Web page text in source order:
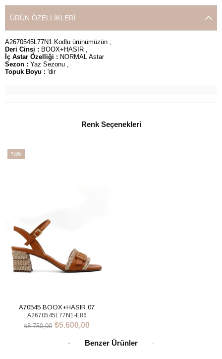
ÜRÜN ÖZELLIKLERI
A2670545L77N1 Kodlu ürünümüzün ;
Deri Cinsi : BOOX+HASIR ,
İç Astar Özelliği : NORMAL Astar
Sezon : Yaz Sezonu ,
Topuk Boyu : 'dir
Renk Seçenekleri
%36
A70545 BOOX+HASIR 07
A2670545L77N1-E86
₺5.600,00
₺8.750,00
Benzer Ürünler